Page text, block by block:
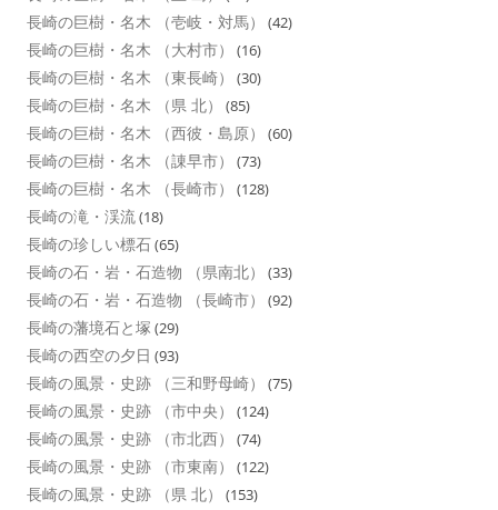
長崎の巨樹・名木 （壱岐・対馬） (42)
長崎の巨樹・名木 （大村市） (16)
長崎の巨樹・名木 （東長崎） (30)
長崎の巨樹・名木 （県 北） (85)
長崎の巨樹・名木 （西彼・島原） (60)
長崎の巨樹・名木 （諌早市） (73)
長崎の巨樹・名木 （長崎市） (128)
長崎の滝・渓流(18)
長崎の珍しい標石(65)
長崎の石・岩・石造物 （県南北） (33)
長崎の石・岩・石造物 （長崎市） (92)
長崎の藩境石と塚 (29)
長崎の西空の夕日 (93)
長崎の風景・史跡 （三和野母崎） (75)
長崎の風景・史跡 （市中央） (124)
長崎の風景・史跡 （市北西） (74)
長崎の風景・史跡 （市東南） (122)
長崎の風景・史跡 （県 北） (153)